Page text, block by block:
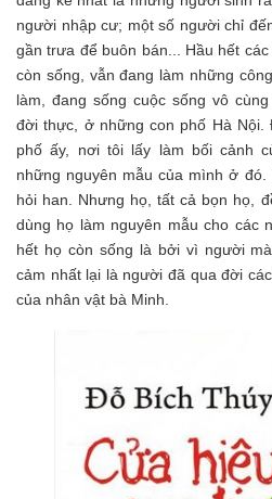
người nhập cư; một số người chỉ
gần trưa để buôn bán... Hầu hết
còn sống, vẫn đang làm những
làm, đang sống cuộc sống vô
đời thực, ở những con phố Hà Nội.
phố ấy, nơi tôi lấy làm bối cảnh
những nguyên mẫu của mình ở
hỏi han. Nhưng họ, tất cả bọn họ,
dùng họ làm nguyên mẫu cho các
hết họ còn sống là bởi vì người
cảm nhất lại là người đã qua đời
của nhân vật bà Minh.